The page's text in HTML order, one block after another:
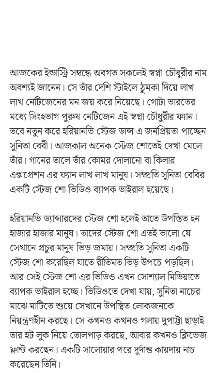
আজকের ইন্ডাস্ট্রি সম্বন্ধে অবগত সকলেই স্বপ্না চৌধুরীর নাম
অবশ্যই জানেন। সে তাঁর দেশি স্টাইলে ঠুমকা দিয়ে লাখ
লাখ নেটিজেনের মন জয় করে নিয়েছে। গোটা ভারতের
মধ্যে সিংহভাগ পুরুষ নেটিজেন এই স্বপ্না চৌধুরীর ফ্যান।
তবে নতুন করে হরিয়ানভি স্টেজ ডান্স এ জনপ্রিয়তা পাচ্ছেন
সুনিতা বেবী। আজকাল অনেক স্টেজ শোতেই দেখা মেলে
তাঁর। গানের তালে তাঁর কোমর দোলানো বা কিলার
এক্সপ্রেশন এর ফ্যান লাখ লাখ মানুষ। সম্প্রতি সুনিতা বেবির
একটি স্টেজ শো ভিডিও ব্যাপক ভাইরাল হয়েছে।
হরিয়ানভি ড্যান্সারদের স্টেজ শো হলেই তাতে উপস্তিত হন
হাজার হাজার মানুষ। তাদের স্টেজ শো এতই ভালো যে
সেখানে প্রচুর মানুষ ভিড় জমায়। সম্প্রতি সুনিতা একটি
স্টেজ শো করেছিল যাতে রীতিমত ভিড় উপচে পড়ছিল।
আর সেই স্টেজ শো এর ভিডিও এখন সোশ্যাল মিডিয়াতে
ব্যাপক ভাইরাল হচ্ছে। ভিডিওতে দেখা যায়, সুনিতা নাচের
মাঝে মাটিতে শুয়ে সেখানে উপস্থিত লোকজনকে
নিয়ন্ত্রণহীন করছে। সে কখনও কখনও গলায় দুপাট্টা ছাড়াই
তার হট লুক নিয়ে তোলপাড় করছে, আবার কখনও ক্লিভেজ
ফ্লান্ট করছেন। একটি সালোয়ার পরে দুর্দান্ত কায়দায় নাচ
করেছেন তিনি।